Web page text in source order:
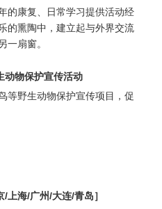
的康复、日常学习提供活动经
的熏陶中，建立起与外界交流
一扇窗。
动物保护宣传活动
等野生动物保护宣传项目，促
上海/广州/大连/青岛］